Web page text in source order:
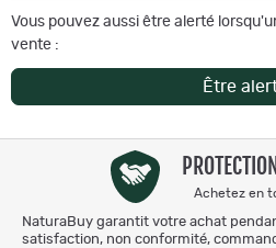
Vous pouvez aussi être alerté
vente :
Être
Achetez en
NaturaBuy garantit votre achat
satisfaction, non conformité,